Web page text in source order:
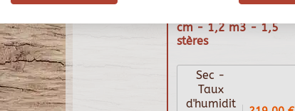
cm - 1,2 m3 - 1,5
stères
Sec -
Taux
d'humidit